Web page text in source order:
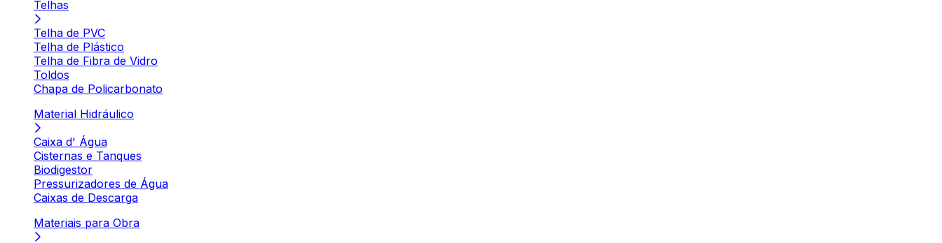
Telhas
Telha de PVC
Telha de Plástico
Telha de Fibra de Vidro
Toldos
Chapa de Policarbonato
Material Hidráulico
Caixa d' Água
Cisternas e Tanques
Biodigestor
Pressurizadores de Água
Caixas de Descarga
Materiais para Obra